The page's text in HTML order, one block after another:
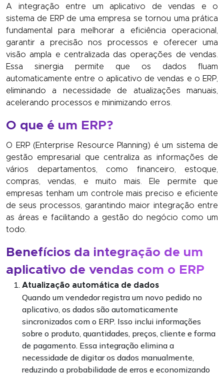
A integração entre um aplicativo de vendas e o
sistema de ERP de uma empresa se tornou uma prática
fundamental para melhorar a eficiência operacional,
garantir a precisão nos processos e oferecer uma
visão ampla e centralizada das operações de vendas.
Essa sinergia permite que os dados fluam
automaticamente entre o aplicativo de vendas e o ERP,
eliminando a necessidade de atualizações manuais,
acelerando processos e minimizando erros.
O que é um ERP?
O ERP (Enterprise Resource Planning) é um sistema de
gestão empresarial que centraliza as informações de
vários departamentos, como financeiro, estoque,
compras, vendas, e muito mais. Ele permite que
empresas tenham um controle mais preciso e eficiente
de seus processos, garantindo maior integração entre
as áreas e facilitando a gestão do negócio como um
todo.
Benefícios da integração de um
aplicativo de vendas com o ERP
Atualização automática de dados
Quando um vendedor registra um novo pedido no
aplicativo, os dados são automaticamente
sincronizados com o ERP. Isso inclui informações
sobre o produto, quantidades, preços, cliente e forma
de pagamento. Essa integração elimina a
necessidade de digitar os dados manualmente,
reduzindo a probabilidade de erros e economizando